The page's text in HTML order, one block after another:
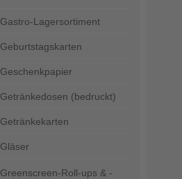
Gastro-Lagersortiment
Geburtstagskarten
Geschenkpapier
Getränkedosen (bedruckt)
Getränkekarten
Gläser
Greenscreen-Roll-ups & -